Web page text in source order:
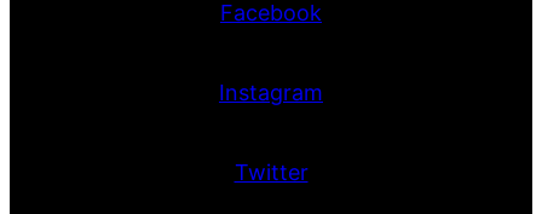
Facebook
Instagram
Twitter